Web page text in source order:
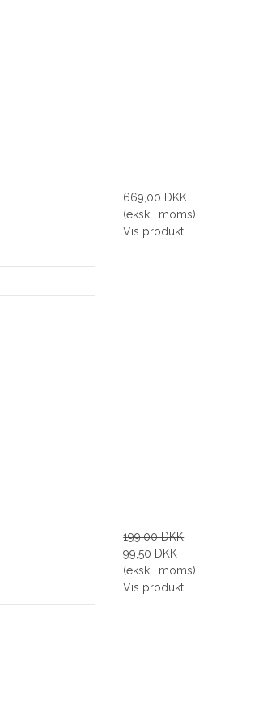
669,00 DKK
(ekskl. moms)
Vis produkt
199,00 DKK
99,50 DKK
(ekskl. moms)
Vis produkt